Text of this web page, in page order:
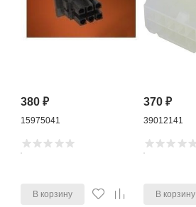
380₽
15975041
В корзину
370₽
39012141
В корзину